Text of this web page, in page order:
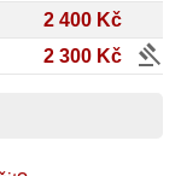
2 400 Kč
2 300 Kč
gavel